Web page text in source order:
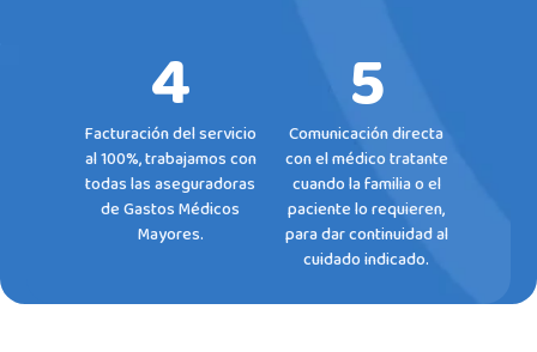
4
Facturación del servicio
al 100%, trabajamos con
todas las aseguradoras
de Gastos Médicos
Mayores.
5
Comunicación directa
con el médico tratante
cuando la familia o el
paciente lo requieren,
para dar continuidad al
cuidado indicado.